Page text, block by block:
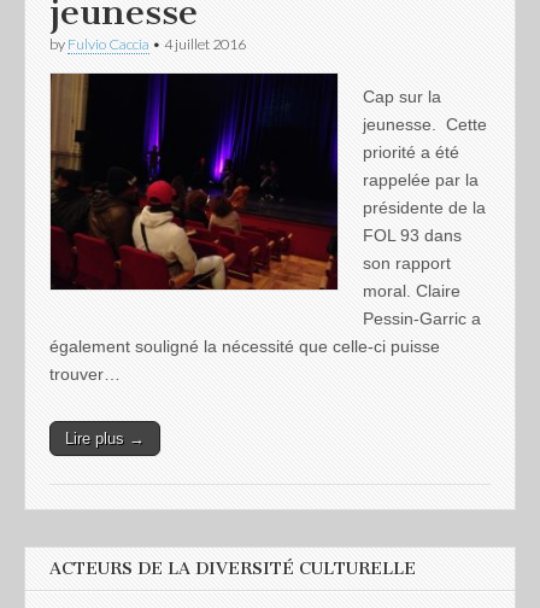
jeunesse
by Fulvio Caccia • 4 juillet 2016
Cap sur la
jeunesse. Cette
priorité a été
rappelée par la
présidente de la
FOL 93 dans
son rapport
moral. Claire
Pessin-Garric a
également souligné la nécessité que celle-ci puisse
trouver…
Lire plus →
ACTEURS DE LA DIVERSITÉ CULTURELLE